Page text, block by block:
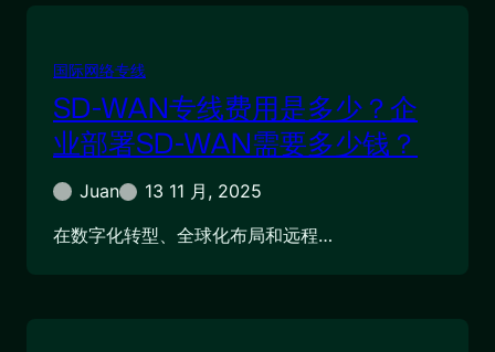
国际网络专线
SD-WAN专线费用是多少？企
业部署SD-WAN需要多少钱？
Juan
13 11 月, 2025
在数字化转型、全球化布局和远程…